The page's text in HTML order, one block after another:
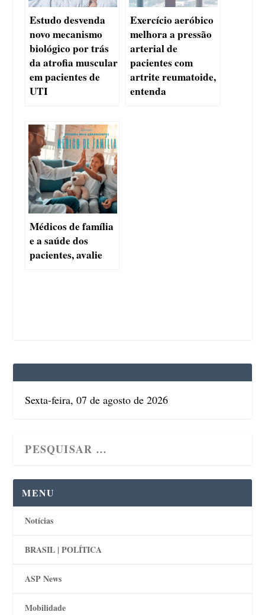
Estudo desvenda
novo mecanismo
biológico por trás
da atrofia muscular
em pacientes de
UTI
Exercício aeróbico
melhora a pressão
arterial de
pacientes com
artrite reumatoide,
entenda
Médicos de família
e a saúde dos
pacientes, avalie
Sexta-feira, 07 de agosto de 2026
MENU
Notícias
BRASIL | POLÍTICA
ASP News
Mobilidade